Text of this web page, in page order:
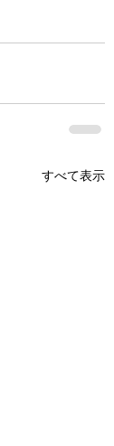
すべて表示